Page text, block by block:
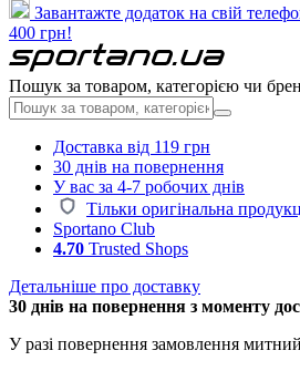
Завантажте додаток на свій
400 грн!
Пошук за товаром, категорією чи
Доставка від 119 грн
30 днів на повернення
У вас за 4-7 робочих днів
Тільки оригінальна
Sportano Club
4.70 Trusted Shops
Детальніше про доставку
30 днів на повернення з моменту
У разі повернення замовлення митний